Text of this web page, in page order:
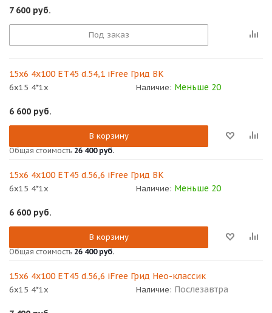
7 600 руб.
Под заказ
15x6 4x100 ET45 d.54,1 iFree Грид BK
6x15 4*1x Наличие: Меньше 20
6 600 руб.
В корзину
Общая стоимость26 400 руб.
15x6 4x100 ET45 d.56,6 iFree Грид BK
6x15 4*1x Наличие: Меньше 20
6 600 руб.
В корзину
Общая стоимость 26 400 руб.
15x6 4x100 ET45 d.56,6 iFree Грид Нео-классик
6x15 4*1x Наличие: Послезавтра